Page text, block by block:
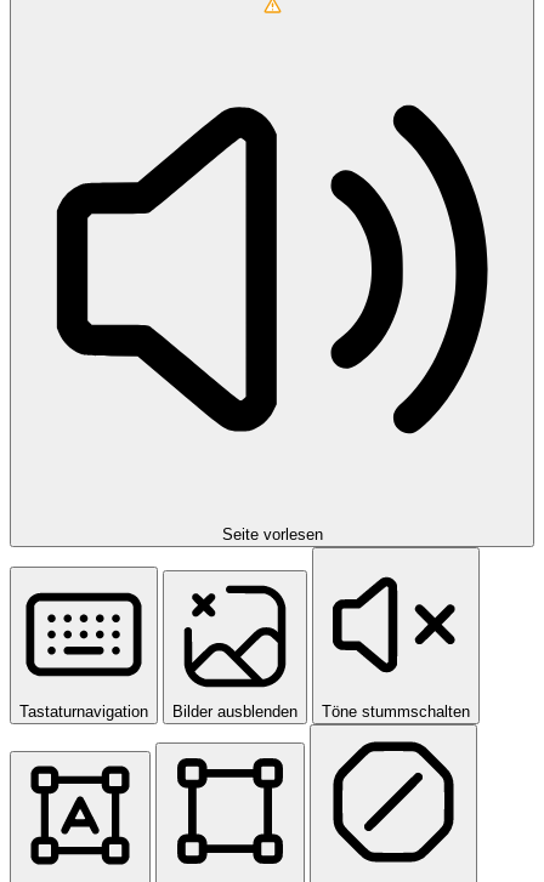
Seite vorlesen
Tastaturnavigation Bilder ausblenden Töne stummschalten